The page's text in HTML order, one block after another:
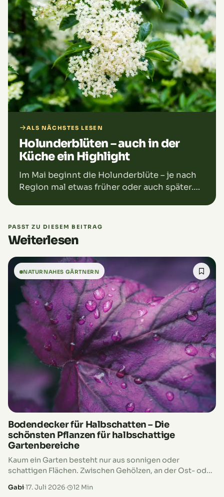
ALS NÄCHSTES LESEN
Holunderblüten – auch in der
Küche ein Highlight
Im Mai beginnt die Holunderblüte – je nach
Region mal etwas früher oder auch später.
PASST ZU DIESEM BEITRAG
Weiterlesen
NATURNAHES GÄRTNERN
Bodendecker für Halbschatten – Die
schönsten Pflanzen für halbschattige
Gartenbereiche
Kaum ein Garten besteht nur aus sonnigen oder
schattigen Flächen. Zwischen Gehölzen, an der Ost- oder
wechseln sich Sonne und Schatten…
Gabi·17. Juli 2026· 12 Min